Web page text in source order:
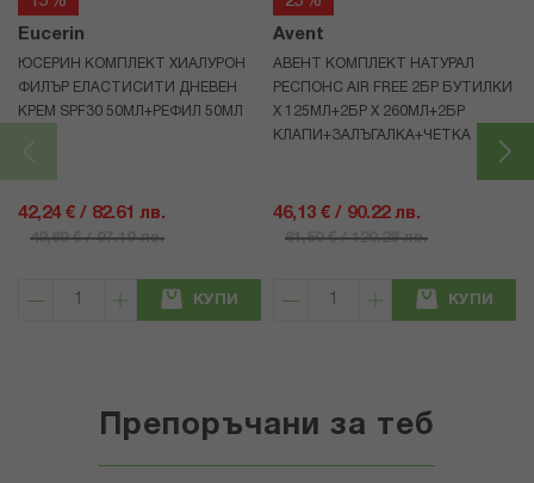
Eucerin
ЮСЕРИН КОМПЛЕКТ ХИАЛУРОН
ФИЛЪР ЕЛАСТИСИТИ ДНЕВЕН
КРЕМ SPF30 50МЛ+РЕФИЛ 50МЛ
42,24 € / 82.61 лв.
49,69 € / 97.19 лв.
КУПИ
Avent
АВЕНТ КОМПЛЕКТ НАТУРАЛ
РЕСПОНС AIR FREE 2БР БУТИЛКИ
Х 125МЛ+2БР Х 260МЛ+2БР
КЛАПИ+ЗАЛЪГАЛКА+ЧЕТКА
46,13 € / 90.22 лв.
61,50 € / 120.28 лв.
КУПИ
Препоръчани за теб